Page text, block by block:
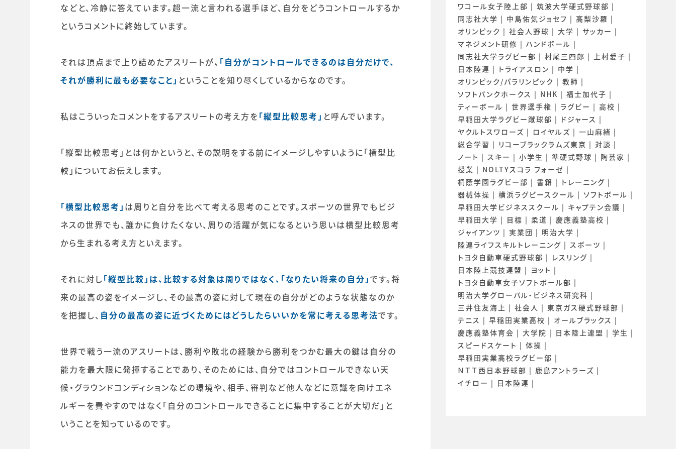
などと、冷静に答えています。超一流と言われる選手ほど、自分をどうコントロールするか
というコメントに終始しています。
それは頂点まで上り詰めたアスリートが、 「自分がコントロールできるのは自分だけで、
それが勝利に最も必要なこと」 ということを知り尽くしているからなのです。
私はこういったコメントをするアスリートの考え方を 「縦型比較思考」 と呼んでいます。
「縦型比較思考」とは何かというと、その説明をする前にイメージしやすいように「横型比
較」についてお伝えします。
「横型比較思考」 は周りと自分を比べて考える思考のことです。スポーツの世界でもビジ
ネスの世界でも、誰かに負けたくない、周りの活躍が気になるという思いは横型比較思考
から生まれる考え方といえます。
それに対し「縦型比較」は、比較する対象は周りではなく、「なりたい将来の自分」です。将
来の最高の姿をイメージし、その最高の姿に対して現在の自分がどのような状態なのか
を把握し、 自分の最高の姿に近づくためにはどうしたらいいかを常に考える思考法です。
世界で戦う一流のアスリートは、勝利や敗北の経験から勝利をつかむ最大の鍵は自分の
能力を最大限に発揮することであり、そのためには、自分ではコントロールできない天
候・グラウンドコンディションなどの環境や、相手、審判など他人などに意識を向けエネ
ルギーを費やすのではなく「自分のコントロールできることに集中することが大切だ」と
いうことを知っているのです。
ワコール女子陸上部
筑波大学硬式野球部
同志社大学
中島佑気ジョセフ
高梨沙羅
オリンピック
社会人野球 大学
サッカー
マネジメント研修
ハンドボール
同志社大学ラグビー部
村尾三四郎
上村愛子
日本陸連
トライアスロン
中学
オリンピック/パラリンピック
教師
ソフトバンクホークス
NHK
福士加代子
ティーボール
世界選手権 ラグビー
高校
早稲田大学ラグビー蹴球部
ドジャース
ヤクルトスワローズ
ロイヤルズ
一山麻緒
総合学習
リコーブラックラムズ東京
対談
ノート
スキー 小学生 準硬式野球
陶芸家
授業
NOLTYスコラ フォーゼ
桐蔭学園ラグビー部
書籍
トレーニング
器械体操
横浜ラグビースクール
ソフトボール
早稲田大学ビジネススクール
キャプテン会議
早稲田大学
目標 柔道
慶應義塾高校
ジャイアンツ
実業団
明治大学
陸連ライフスキルトレーニング
スポーツ
トヨタ自動車硬式野球部
レスリング
日本陸上競技連盟
ヨット
トヨタ自動車女子ソフトボール部
明治大学グローバル・ビジネス研究科
三井住友海上
社会人
東京ガス硬式野球部
テニス
早稲田実業高校
オールブラックス
慶應義塾体育会
大学院 日本陸上連盟
学生
スピードスケート
体操
早稲田実業高校ラグビー部
ＮＴＴ西日本野球部
鹿島アントラーズ
イチロー
日本陸連